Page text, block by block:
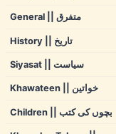
General || متفرق
History || تاریخ
Siyasat || سیاست
Khawateen || خواتین
Children || بچوں کی کتب